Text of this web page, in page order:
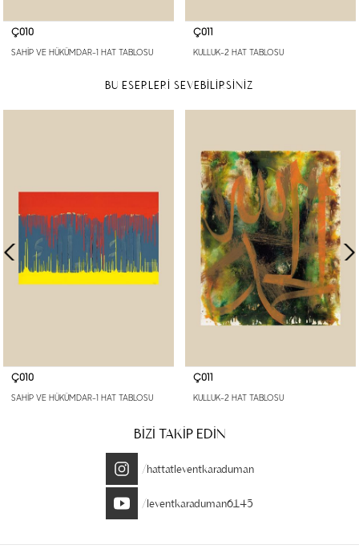
Ç010
SAHİP VE HÜKÜMDAR-1 HAT TABLOSU
Ç011
KULLUK-2 HAT TABLOSU
BU ESERLERİ SEVEBİLİRSİNİZ
Ç010
SAHİP VE HÜKÜMDAR-1 HAT TABLOSU
Ç011
KULLUK-2 HAT TABLOSU
BİZİ TAKİP EDİN
/hattatleventkaraduman
/leventkaraduman6145